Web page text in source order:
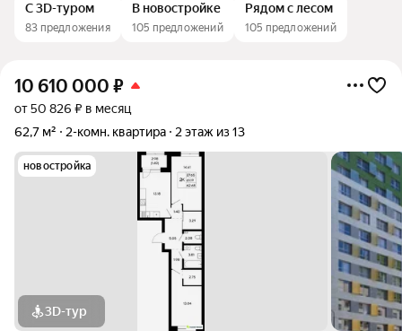
С 3D-туром
83 предложения
В новостройке
105 предложений
Рядом с лесом
105 предложений
10 610 000 ₽
от 50 826 ₽ в месяц
62,7 м²
2-комн. квартира 2 этаж из 13
новостройка
3D-тур